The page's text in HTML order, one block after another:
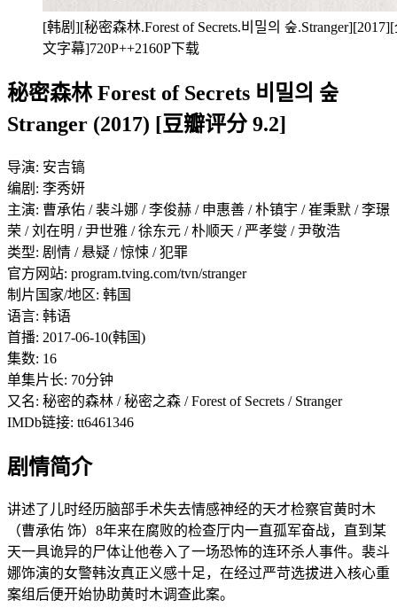
[韩剧][秘密森林.Forest of Secrets.비밀의 숲
文字幕]720P++2160P下载
秘密森林 Forest of Secrets 비밀의 숲
Stranger (2017) [豆瓣评分 9.2]
导演: 安吉镐
编剧: 李秀妍
主演: 曹承佑 / 裴斗娜 / 李俊赫 / 申惠善 / 朴镇宇 / 崔秉默 / 李璟
荣 / 刘在明 / 尹世雅 / 徐东元 / 朴顺天 / 严孝燮 / 尹敬浩
类型: 剧情 / 悬疑 / 惊悚 / 犯罪
官方网站: program.tving.com/tvn/stranger
制片国家/地区: 韩国
语言: 韩语
首播: 2017-06-10(韩国)
集数: 16
单集片长: 70分钟
又名: 秘密的森林 / 秘密之森 / Forest of Secrets / Stranger
IMDb链接: tt6461346
剧情简介
讲述了儿时经历脑部手术失去情感神经的天才检察官黄时木
（曹承佑 饰）8年来在腐败的检查厅内一直孤军奋战，直到某
天一具诡异的尸体让他卷入了一场恐怖的连环杀人事件。裴斗
娜饰演的女警韩汝真正义感十足，在经过严苛选拔进入核心重
案组后便开始协助黄时木调查此案。